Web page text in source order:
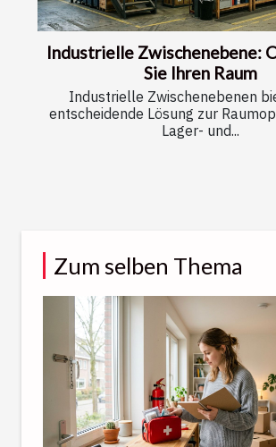
Industrielle Zwischenebene:
Sie Ihren Raum
Industrielle Zwischenebenen
entscheidende Lösung zur
Lager- und...
Zum selben Thema